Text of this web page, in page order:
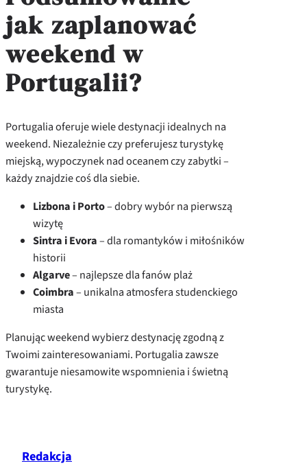
jak zaplanować
weekend w
Portugalii?
Portugalia oferuje wiele destynacji idealnych na
weekend. Niezależnie czy preferujesz turystykę
miejską, wypoczynek nad oceanem czy zabytki –
każdy znajdzie coś dla siebie.
Lizbona i Porto– dobry wybór na pierwszą
wizytę
Sintra i Evora– dla romantyków i miłośników
historii
Algarve– najlepsze dla fanów plaż
Coimbra– unikalna atmosfera studenckiego
miasta
Planując weekend wybierz destynację zgodną z
Twoimi zainteresowaniami. Portugalia zawsze
gwarantuje niesamowite wspomnienia i świetną
turystykę.
Redakcja